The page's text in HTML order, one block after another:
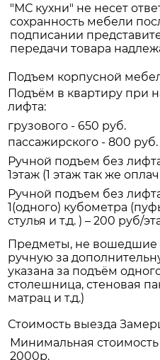
"МС кухни" не несет
сохранность мебели
подписании
передачи товара
Подъем корпусной
Подъём в квартиру при
лифта:
грузового - 650 руб.
пассажирского - 800 руб.
Ручной подъем без
1этаж (1 этаж так же
Ручной подъем без
1(одного) кубометра
стулья и т.д. ) – 200 руб/
Предметы, не вошедшие
ручную за
указана за подъём
столешница, стеновая
матрац и т.д.)
Стоимость выезда
Минимальная
2000р.